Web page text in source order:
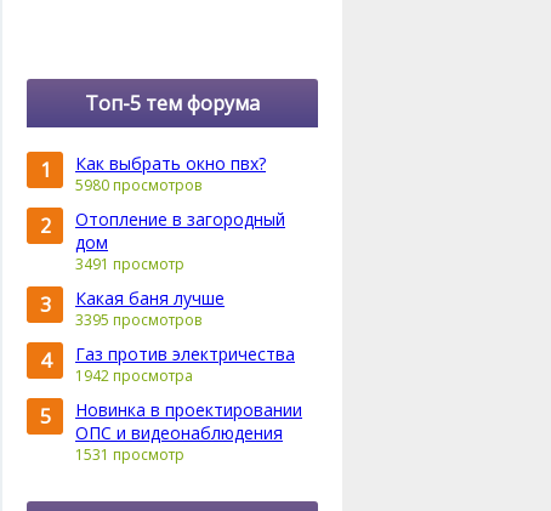
Топ-5 тем форума
1 Как выбрать окно пвх?
5980 просмотров
2
Отопление в загородный
дом
3491 просмотр
3 Какая баня лучше
3395 просмотров
4 Газ против электричества
1942 просмотра
5
Новинка в проектировании
ОПС и видеонаблюдения
1531 просмотр